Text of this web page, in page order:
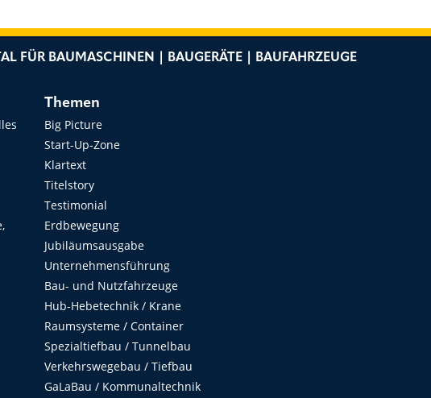
FÜR BAUMASCHINEN | BAUGERÄTE | BAUFAHRZEUGE
Themen
Big Picture
Start-Up-Zone
Klartext
Titelstory
Testimonial
Erdbewegung
Jubiläumsausgabe
Unternehmensführung
Bau- und Nutzfahrzeuge
Hub-Hebetechnik / Krane
Raumsysteme / Container
Spezialtiefbau / Tunnelbau
Verkehrswegebau / Tiefbau
GaLaBau / Kommunaltechnik